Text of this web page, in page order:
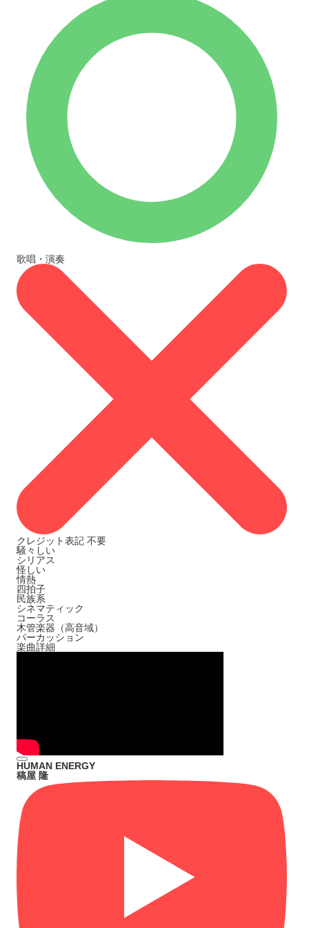
歌唱・演奏
クレジット表記 不要
騒々しい
シリアス
怪しい
情熱
四拍子
民族系
シネマティック
コーラス
木管楽器（高音域）
パーカッション
楽曲詳細
HUMAN ENERGY
稿屋 隆